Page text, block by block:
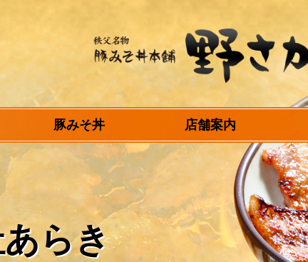
秩父名物 豚みそ丼
本舗 野さか
豚みそ丼 店舗案内
らき